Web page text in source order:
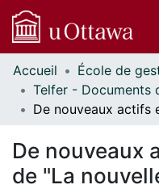
Communautés
et collections
Parcourir
À propos
Accueil
De nouveaux
de "La